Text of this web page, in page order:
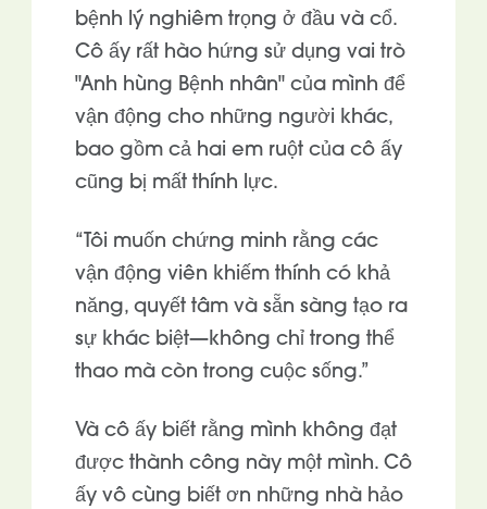
bệnh lý nghiêm trọng ở đầu và cổ.
Cô ấy rất hào hứng sử dụng vai trò
"Anh hùng Bệnh nhân" của mình để
vận động cho những người khác,
bao gồm cả hai em ruột của cô ấy
cũng bị mất thính lực.
“Tôi muốn chứng minh rằng các
vận động viên khiếm thính có khả
năng, quyết tâm và sẵn sàng tạo ra
sự khác biệt—không chỉ trong thể
thao mà còn trong cuộc sống.”
Và cô ấy biết rằng mình không đạt
được thành công này một mình. Cô
ấy vô cùng biết ơn những nhà hảo